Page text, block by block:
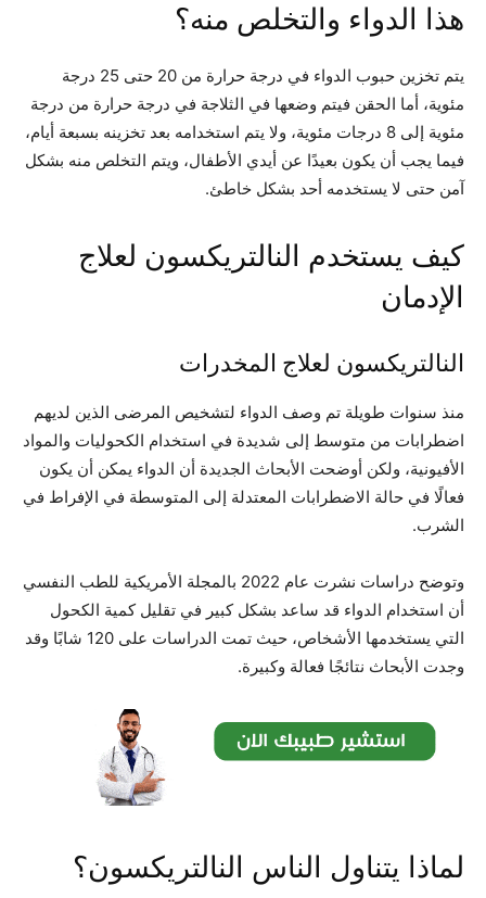
هذا الدواء والتخلص منه؟
يتم تخزين حبوب الدواء في درجة حرارة من 20 حتى 25 درجة
مئوية، أما الحقن فيتم وضعها في الثلاجة في درجة حرارة من درجة
مئوية إلى 8 درجات مئوية، ولا يتم استخدامه بعد تخزينه بسبعة أيام،
فيما يجب أن يكون بعيدًا عن أيدي الأطفال، ويتم التخلص منه بشكل
آمن حتى لا يستخدمه أحد بشكل خاطئ.
كيف يستخدم النالتريكسون لعلاج
الإدمان
النالتريكسون لعلاج المخدرات
منذ سنوات طويلة تم وصف الدواء لتشخيص المرضى الذين لديهم
اضطرابات من متوسط إلى شديدة في استخدام الكحوليات والمواد
الأفيونية، ولكن أوضحت الأبحاث الجديدة أن الدواء يمكن أن يكون
فعالًا في حالة الاضطرابات المعتدلة إلى المتوسطة في الإفراط في
الشرب.
وتوضح دراسات نشرت عام 2022 بالمجلة الأمريكية للطب النفسي
أن استخدام الدواء قد ساعد بشكل كبير في تقليل كمية الكحول
التي يستخدمها الأشخاص، حيث تمت الدراسات على 120 شابًا وقد
وجدت الأبحاث نتائجًا فعالة وكبيرة.
لماذا يتناول الناس النالتريكسون؟